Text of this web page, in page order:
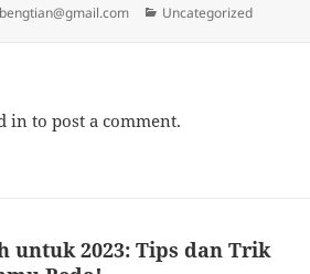
Categories
Uncategorized
in to post a comment.
untuk 2023: Tips dan Trik